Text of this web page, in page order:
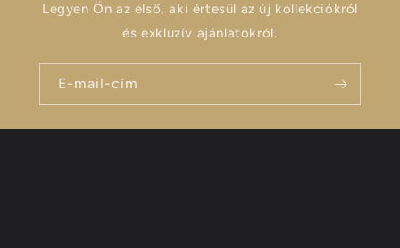
Legyen Ön az első, aki értesül az új kollekciókról
és exkluzív ajánlatokról.
E-mail-cím